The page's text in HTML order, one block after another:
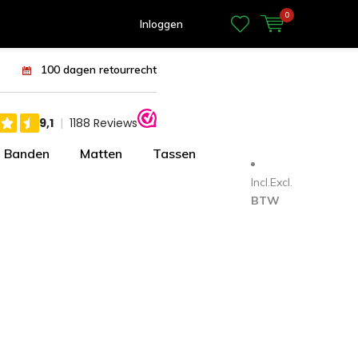
Inloggen
0
100 dagen retourrecht
Banden Matten Tassen
Incl.Excl.
BTW